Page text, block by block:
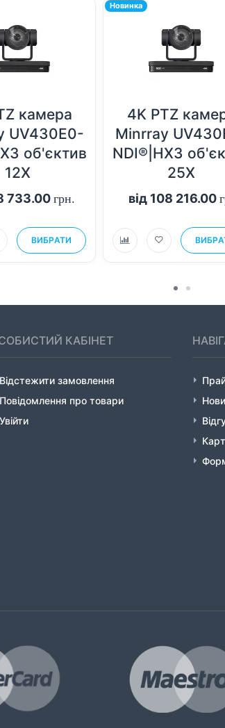
камера
UV430E0-
об'єктив
12X
733.00 грн.
ВИБРАТИ
Новинка
4K PTZ
Minrray
NDI®|HX3
25X
від 108 216.00
КАБІНЕТ
Відстежити замовлення
Повідомлення про товари
Увійти